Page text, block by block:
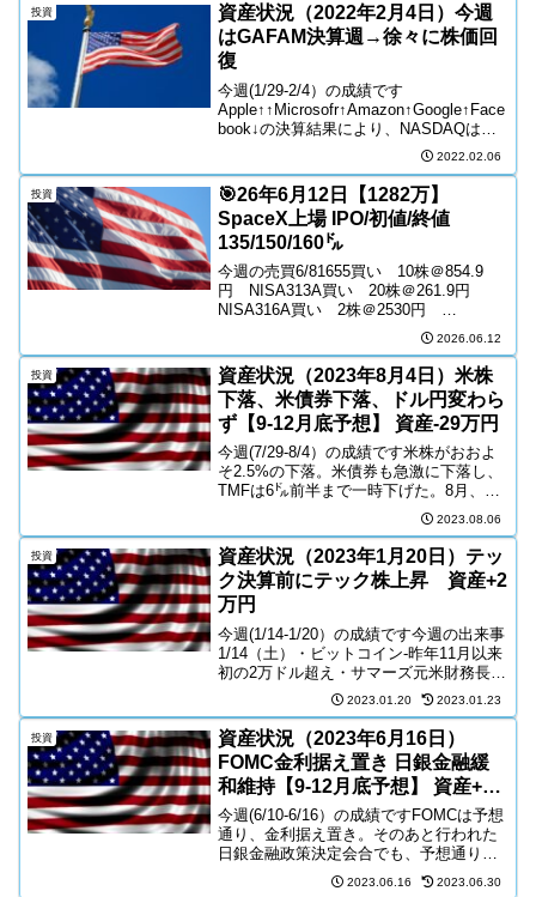
投資
資産状況（2022年2月4日）今週
はGAFAM決算週→徐々に株価回
復
今週(1/29-2/4）の成績です
Apple↑↑Microsofr↑Amazon↑Google↑Face
book↓の決算結果により、NASDAQは
2.4%上昇した今週の出来事・先週の
FOMCで下げた株価がGAFAMの決算で反
発するただし、F...
2022.02.06
投資
🎯26年6月12日【1282万】
SpaceX上場 IPO/初値/終値
135/150/160㌦
今週の売買6/81655買い 10株＠854.9
円 NISA313A買い 20株＠261.9円
NISA316A買い 2株＠2530円
NISA2631買い 1株＠33340円
NASDAQNASDAQ1...
2026.06.12
投資
資産状況（2023年8月4日）米株
下落、米債券下落、ドル円変わら
ず【9-12月底予想】 資産-29万円
今週(7/29-8/4）の成績です米株がおおよ
そ2.5%の下落。米債券も急激に下落し、
TMFは6㌦前半まで一時下げた。8月、9
月は米株弱い時期のため、もう少し調整
があるか。今週の売買8/3TECL買い ６
株（各3株ｘ2）＠52.5㌦ JNI...
2023.08.06
投資
資産状況（2023年1月20日）テッ
ク決算前にテック株上昇 資産+2
万円
今週(1/14-1/20）の成績です今週の出来事
1/14（土）・ビットコイン-昨年11月以来
初の2万ドル超え・サマーズ元米財務長
官-「年内のリセッション確率は依然とし
て高いものの、FEDの利上げは終わりに
近づいている」・日経新聞-「日銀、懸...
2023.01.20 2023.01.23
投資
資産状況（2023年6月16日）
FOMC金利据え置き 日銀金融緩
和維持【9-12月底予想】 資産+31
万円【資産記録更新】
今週(6/10-6/16）の成績ですFOMCは予想
通り、金利据え置き。そのあと行われた
日銀金融政策決定会合でも、予想通り金
融緩和維持。日銀の発表で、安心して円
安方向へ2円程度。AIバブルで大型テック
2023.06.16 2023.06.30